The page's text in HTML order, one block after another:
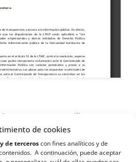
de cookies
de terceroscon fines analíticos y de
A continuación, puede aceptar
auxiliar
de Sanidad,
,Fuerteventura,
,Gobierno de Canarias,